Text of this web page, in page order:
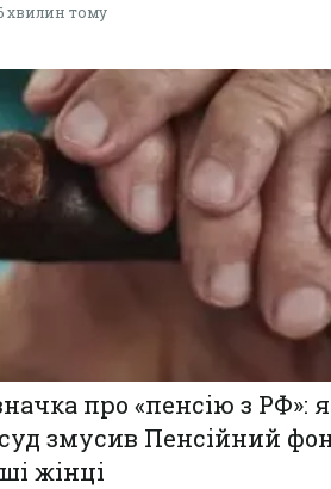
хвилин тому
про «пенсію з РФ»:
змусив Пенсійний
жінці